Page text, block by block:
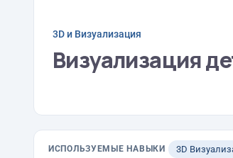
3D и Визуализация
Визуализация
ИСПОЛЬЗУЕМЫЕ НАВЫКИ 3D